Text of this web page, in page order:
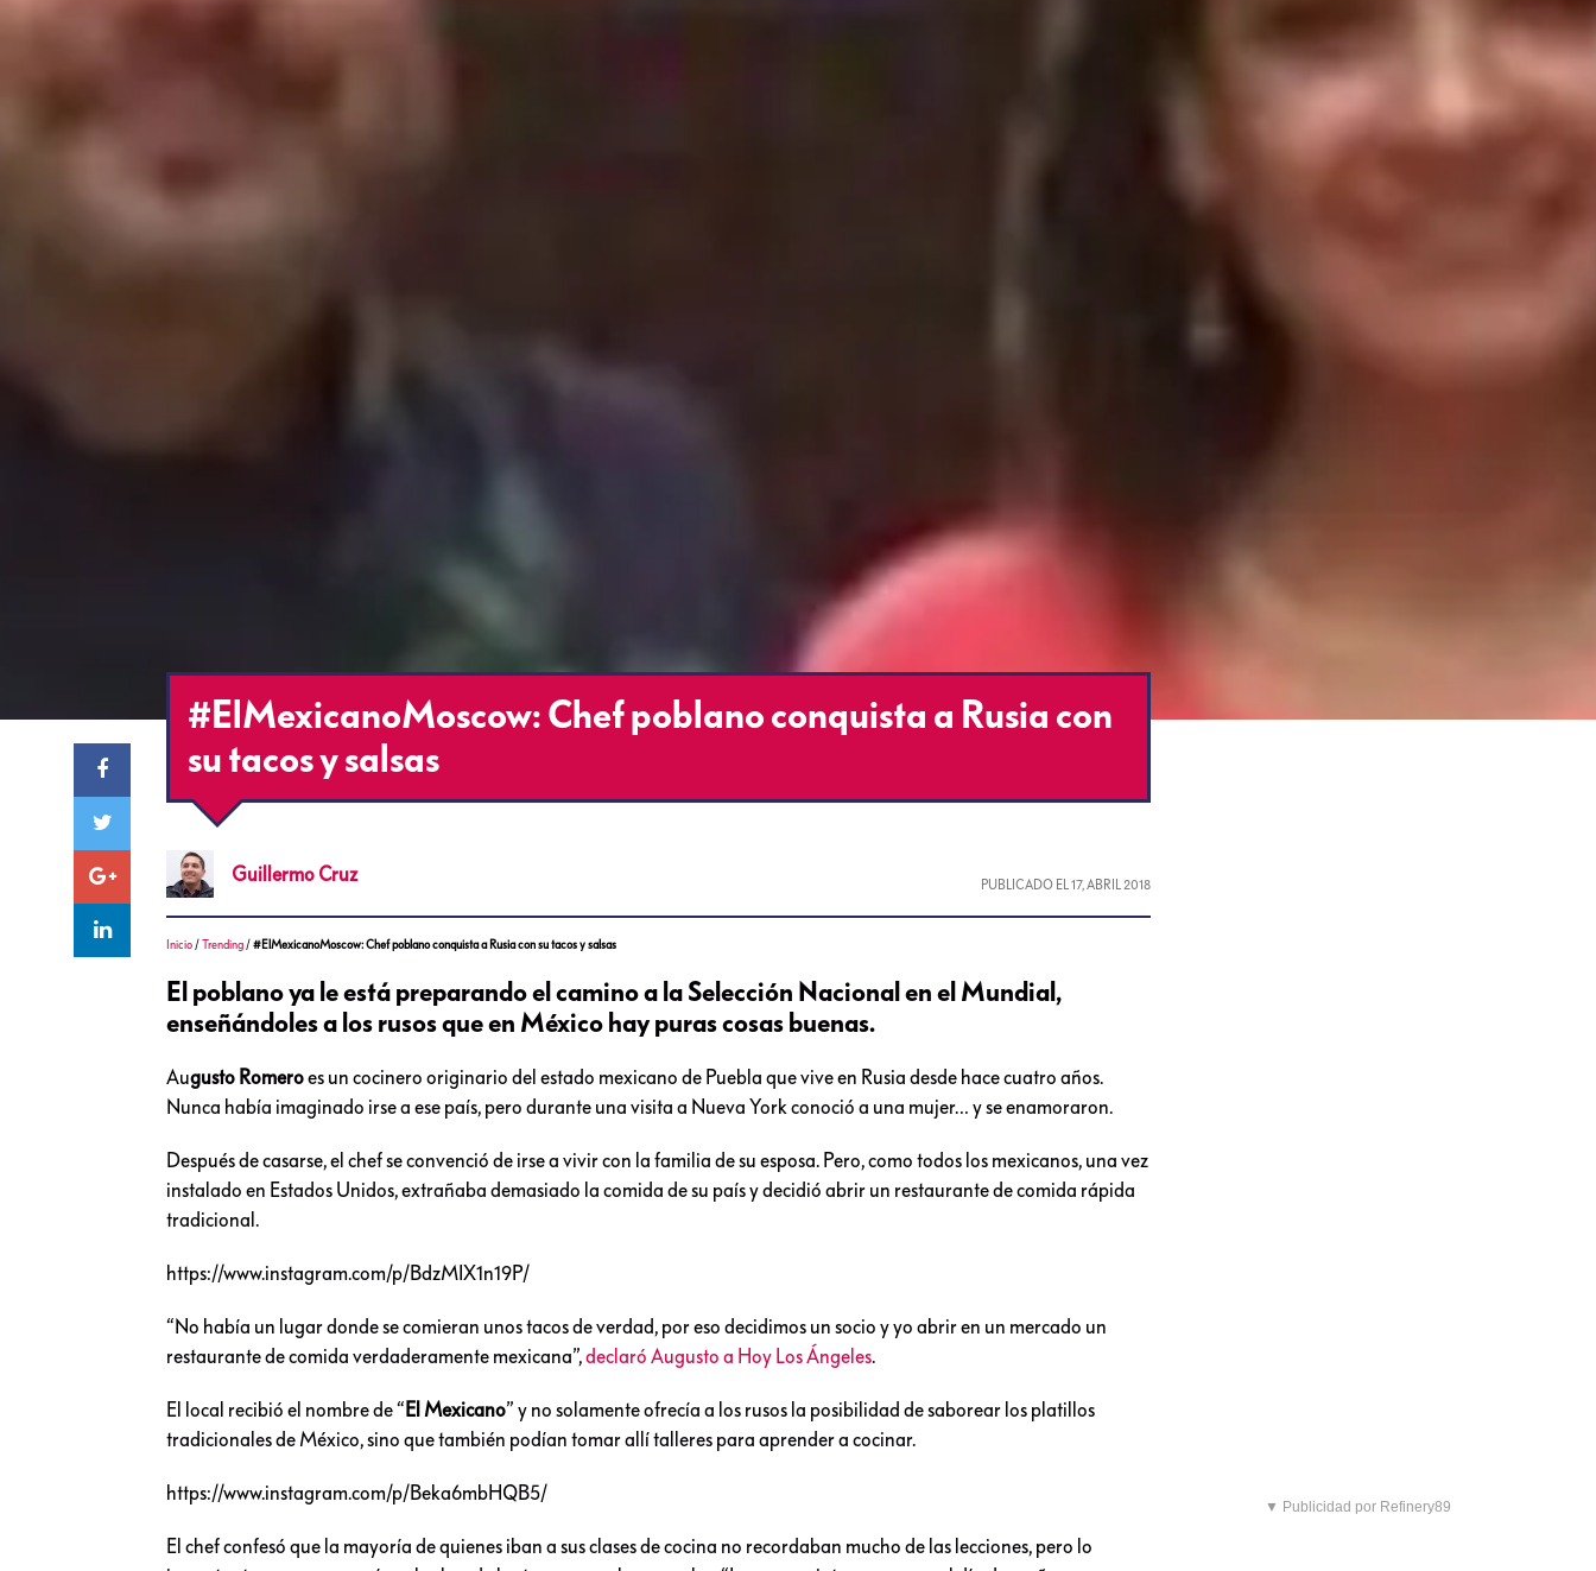
#ElMexicanoMoscow: Chef poblano conquista a Rusia con
su tacos y salsas
Guillermo Cruz PUBLICADO EL17, ABRIL 2018
Inicio /Trending /#ElMexicanoMoscow: Chef poblano conquista a Rusia con su tacos y salsas
El poblano ya le está preparando el camino a la Selección Nacional en el Mundial,
enseñándoles a los rusos que en México hay puras cosas buenas.
Augusto Romeroes un cocinero originario del estado mexicano de Puebla que vive en Rusia desde hace cuatro años.
Nunca había imaginado irse a ese país, pero durante una visita a Nueva York conoció a una mujer… y se enamoraron.
Después de casarse, el chef se convenció de irse a vivir con la familia de su esposa. Pero, como todos los mexicanos, una vez
instalado en Estados Unidos, extrañaba demasiado la comida de su país y decidió abrir un restaurante de comida rápida
tradicional.
https://www.instagram.com/p/BdzMIX1n19P/
“No había un lugar donde se comieran unos tacos de verdad, por eso decidimos un socio y yo abrir en un mercado un
restaurante de comida verdaderamente mexicana”,declaró Augusto a Hoy Los Ángeles.
El local recibió el nombre de “ El Mexicano” y no solamente ofrecía a los rusos la posibilidad de saborear los platillos
tradicionales de México, sino que también podían tomar allí talleres para aprender a cocinar.
https://www.instagram.com/p/Beka6mbHQB5/
El chef confesó que la mayoría de quienes iban a sus clases de cocina no recordaban mucho de las lecciones, pero lo
▼ Publicidad por Refinery89